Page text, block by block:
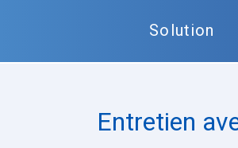
Solution
Entretien